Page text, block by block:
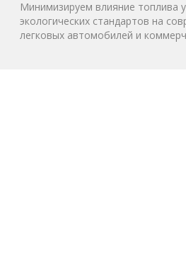
Минимизируем влияние топлива
экологических стандартов на
легковых автомобилей и